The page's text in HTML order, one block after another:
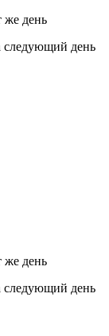
же день
следующий день
же день
следующий день